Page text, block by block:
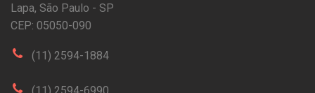
Lapa, São Paulo - SP
CEP: 05050-090
(11) 2594-1884
(11) 2594-6990